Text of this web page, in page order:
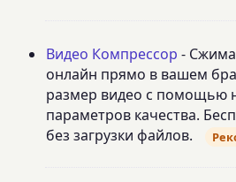
Видео Компрессор -
онлайн прямо в вашем
размер видео с помощью
параметров качества.
без загрузки файлов.